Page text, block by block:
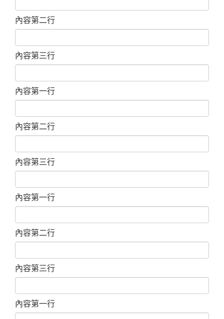
內容第二行
內容第三行
內容第一行
內容第二行
內容第三行
內容第一行
內容第二行
內容第三行
內容第一行